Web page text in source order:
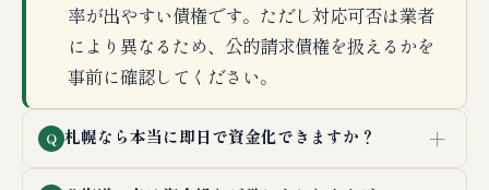
率が出やすい債権です。ただし対応可否は業者
により異なるため、公的請求債権を扱えるかを
事前に確認してください。
Q 札幌なら本当に即日で資金化できますか？ ＋